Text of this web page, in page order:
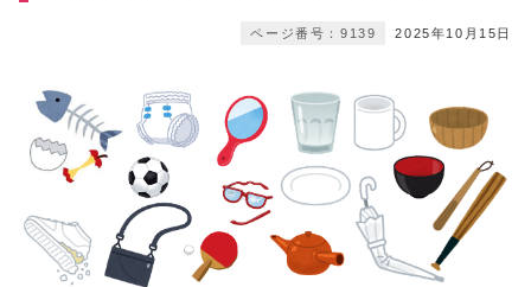
2025年10月15日
ページ番号：9139